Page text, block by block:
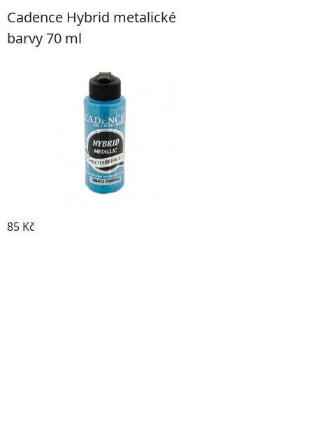
Cadence Hybrid metalické
barvy 70 ml
85 Kč